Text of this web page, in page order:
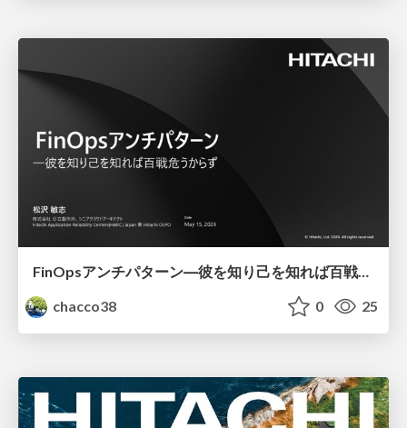
FinOpsアンチパターン―彼を知り己を知れば百戦危うからず
chacco38
0 25